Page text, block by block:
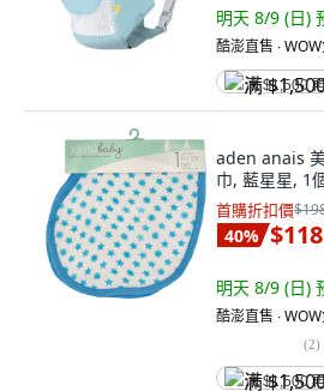
明天 8/9 (日)
酷澎直售 ∙
满 $1,500
aden anais
巾, 藍星星, 1
首購折扣價
40% $118
明天 8/9 (日)
酷澎直售 ∙
(2)
满 $1,500